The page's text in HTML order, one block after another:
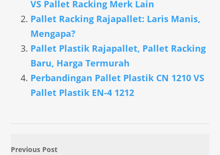
VS Pallet Racking Merk Lain
Pallet Racking Rajapallet: Laris Manis,
Mengapa?
Pallet Plastik Rajapallet, Pallet Racking
Baru, Harga Termurah
Perbandingan Pallet Plastik CN 1210 VS
Pallet Plastik EN-4 1212
Previous Post